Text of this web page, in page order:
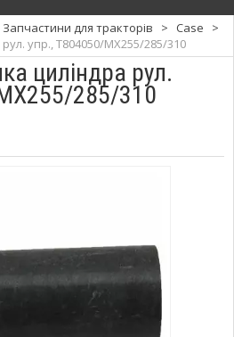
Запчастини для тракторів > Case
>
упр., T804050/MX255/285/310
циліндра рул.
285/310